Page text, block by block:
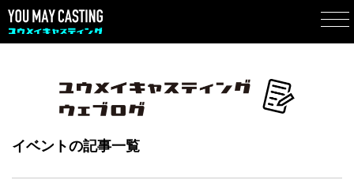
イベントの記事一覧